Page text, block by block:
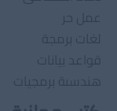
عمل حر
لغات برمجة
قواعد بيانات
هندسىة برمجيات